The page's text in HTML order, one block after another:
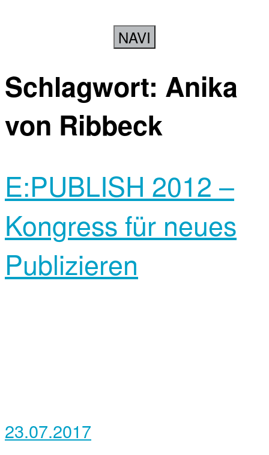
NAVI
Schlagwort: Anika
von Ribbeck
E:PUBLISH 2012 –
Kongress für neues
Publizieren
23.07.2017